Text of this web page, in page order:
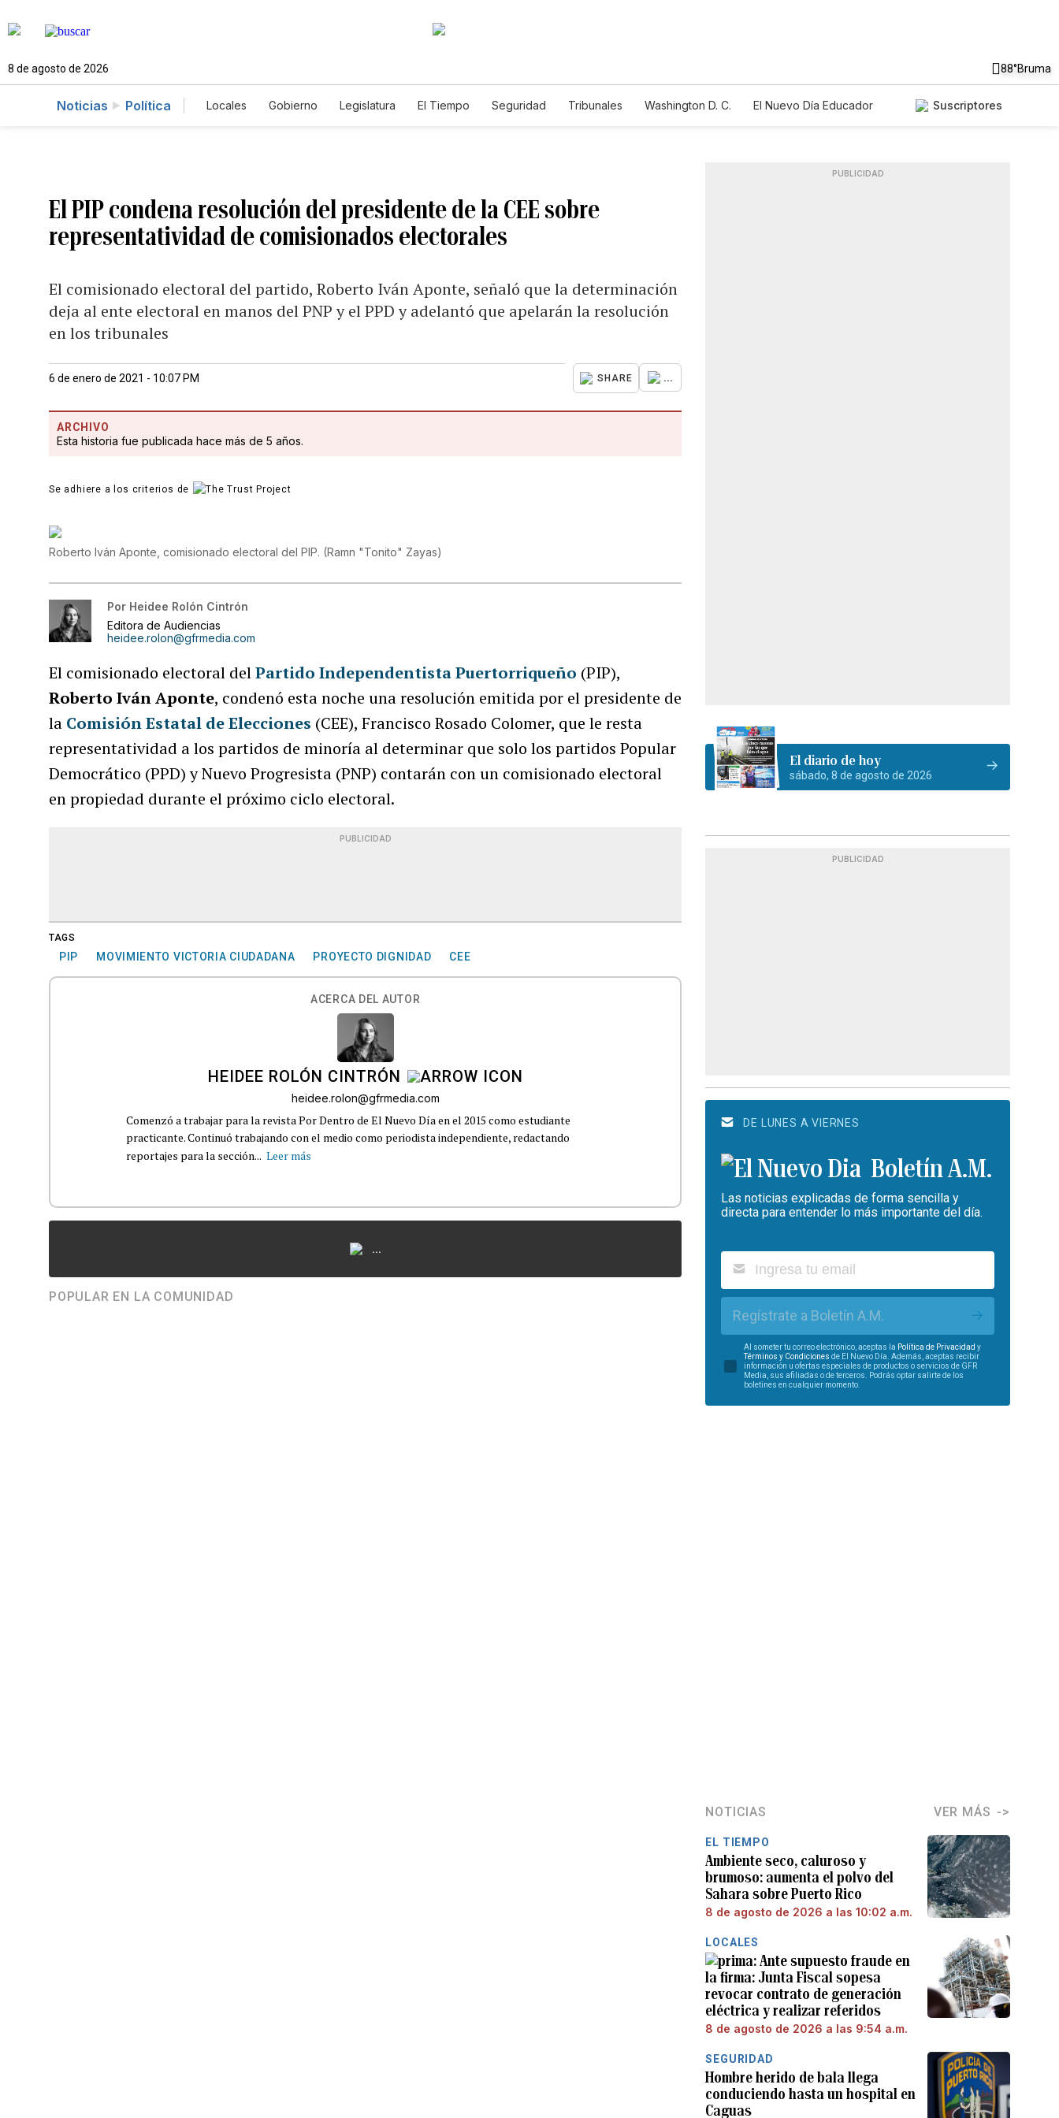
8 de agosto de 2026 88°Bruma
Noticias Política Locales Gobierno Legislatura El Tiempo Seguridad Tribunales Washington D. C.
El Nuevo Día Educador
Suscriptores
El PIP condena resolución del presidente de la CEE sobre
representatividad de comisionados electorales
El comisionado electoral del partido, Roberto Iván Aponte, señaló que la determinación
deja al ente electoral en manos del PNP y el PPD y adelantó que apelarán la resolución
en los tribunales
6 de enero de 2021 - 10:07 PM SHARE ...
ARCHIVO
Esta historia fue publicada hace más de 5 años.
Se adhiere a los criterios de
Roberto Iván Aponte, comisionado electoral del PIP. (Ramn "Tonito" Zayas)
Por Heidee Rolón Cintrón
Editora de Audiencias
heidee.rolon@gfrmedia.com
El comisionado electoral delPartido Independentista Puertorriqueño (PIP),
Roberto Iván Aponte, condenó esta noche una resolución emitida por el presidente de
la Comisión Estatal de Elecciones (CEE), Francisco Rosado Colomer, que le resta
representatividad a los partidos de minoría al determinar que solo los partidos Popular
Democrático (PPD) y Nuevo Progresista (PNP) contarán con un comisionado electoral
en propiedad durante el próximo ciclo electoral.
PUBLICIDAD
TAGS
PIP MOVIMIENTO VICTORIA CIUDADANA PROYECTO DIGNIDAD CEE
ACERCA DEL AUTOR
HEIDEE ROLÓN CINTRÓN
heidee.rolon@gfrmedia.com
Comenzó a trabajar para la revista Por Dentro de El Nuevo Día en el 2015 como estudiante
practicante. Continuó trabajando con el medio como periodista independiente, redactando
reportajes para la sección... Leer más
...
POPULAR EN LA COMUNIDAD
PUBLICIDAD
El diario de hoy
sábado, 8 de agosto de 2026
PUBLICIDAD
DE LUNES A VIERNES
Boletín A.M.
Las noticias explicadas de forma sencilla y
directa para entender lo más importante del día.
Regístrate a Boletín A.M.
Al someter tu correo electrónico, aceptas la Política de Privacidad y
Términos y Condiciones de El Nuevo Día. Además, aceptas recibir
información u ofertas especiales de productos o servicios de GFR
Media, sus afiliadas o de terceros. Podrás optar salirte de los
boletines en cualquier momento.
NOTICIAS VER MÁS
EL TIEMPO
Ambiente seco, caluroso y
brumoso: aumenta el polvo del
Sahara sobre Puerto Rico
8 de agosto de 2026 a las 10:02 a.m.
LOCALES
Ante supuesto fraude en
la firma: Junta Fiscal sopesa
revocar contrato de generación
eléctrica y realizar referidos
8 de agosto de 2026 a las 9:54 a.m.
SEGURIDAD
Hombre herido de bala llega
conduciendo hasta un hospital en
Caguas